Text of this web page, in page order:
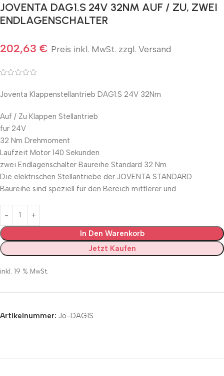
JOVENTA DAG1.S 24V 32NM AUF / ZU, ZWEI
ENDLAGENSCHALTER
202,63 € Preis inkl. MwSt. zzgl. Versand
Joventa Klappenstellantrieb DAG1.S 24V 32Nm
Auf / Zu Klappen Stellantrieb
fur 24V
32 Nm Drehmoment
Laufzeit Motor 140 Sekunden
zwei Endlagenschalter Baureihe Standard 32 Nm
Die elektrischen Stellantriebe der JOVENTA STANDARD
Baureihe sind speziell fur den Bereich mittlerer und…
In Den Warenkorb
Jetzt Kaufen
inkl. 19 % MwSt.
Artikelnummer: Jo-DAG1S